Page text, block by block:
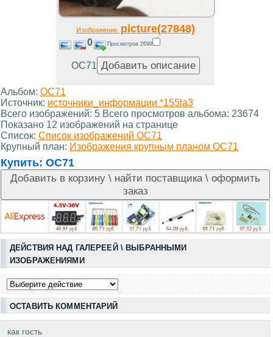
Изображениеpicture(27848)
0 Просмотров 2699
OC71
Альбом: OC71
Источник: источники_информации *155la3
Всего изображений: 5 Всего просмотров альбома: 23674
Показано 12 изображений на странице
Список: Список изображений OC71
Крупный план: Изображения крупным планом OC71
Купить: OC71
ДЕЙСТВИЯ НАД ГАЛЕРЕЕЙ \ ВЫБРАННЫМИ
ИЗОБРАЖЕНИЯМИ
ОСТАВИТЬ КОММЕНТАРИЙ
как гость